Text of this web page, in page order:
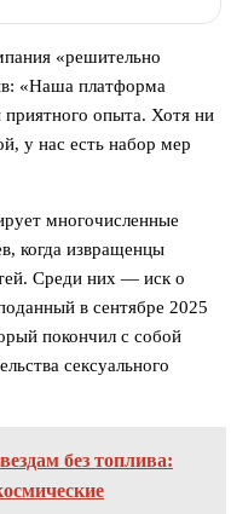
«решительно
«Наша платформа
приятного опыта. Хотя ни
у нас есть набор мер
многочисленные
когда извращенцы
Среди них — иск о
в сентябре 2025
покончил с собой
сексуального
без топлива: